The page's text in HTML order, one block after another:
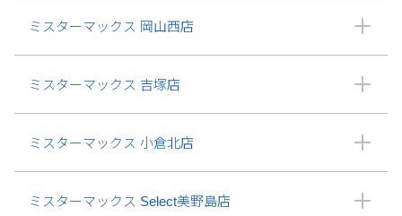
ミスターマックス 岡山西店
ミスターマックス 吉塚店
ミスターマックス 小倉北店
ミスターマックス Select美野島店